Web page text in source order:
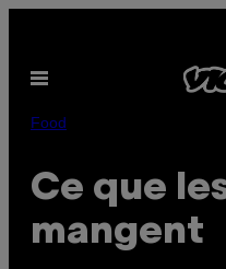
content
Open
Food
Ce que
mangent